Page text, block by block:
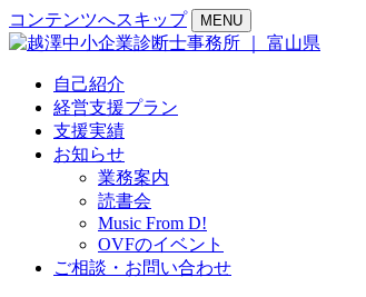
コンテンツへスキップ MENU
自己紹介
経営支援プラン
支援実績
お知らせ
業務案内
読書会
Music From D!
OVFのイベント
ご相談・お問い合わせ